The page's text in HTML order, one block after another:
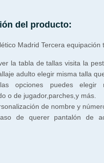
del producto:
Madrid Tercera equipación
la tabla de tallas visita la
adulto elegir misma talla
opciones puedes elegir
o de jugador,parches,y más.
de nombre y
de querer pantalón de